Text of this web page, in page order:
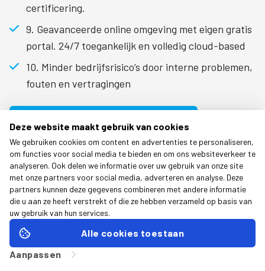
certificering.
9. Geavanceerde online omgeving met eigen gratis
portal. 24/7 toegankelijk en volledig cloud-based
10. Minder bedrijfsrisico’s door interne problemen,
fouten en vertragingen
Deze website maakt gebruik van cookies
We gebruiken cookies om content en advertenties te personaliseren,
om functies voor social media te bieden en om ons websiteverkeer te
analyseren. Ook delen we informatie over uw gebruik van onze site
met onze partners voor social media, adverteren en analyse. Deze
partners kunnen deze gegevens combineren met andere informatie
die u aan ze heeft verstrekt of die ze hebben verzameld op basis van
uw gebruik van hun services.
Alle cookies toestaan
Aanpassen